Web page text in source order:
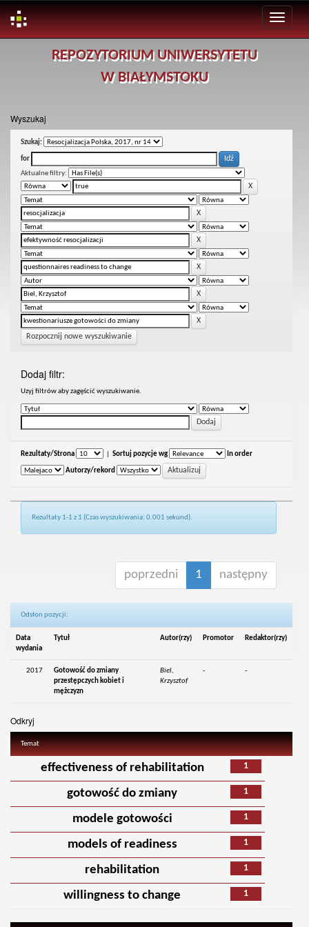
REPOZYTORIUM UNIWERSYTETU
W BIAŁYMSTOKU
Wyszukaj
Szukaj:
for
Aktualne filtry:
Rozpocznij nowe wyszukiwanie
Dodaj filtr:
Uzyj filtrów aby zagęścić wyszukiwanie.
Rezultaty/Strona Sortuj pozycje wg In order
Autorzy/rekord
Rezultaty 1-1 z 1 (Czas wyszukiwania: 0.001 sekund).
poprzedni 1 następny
Odsłon pozycji:
Data
wydania
Tytuł Autor(rzy) Promotor Redaktor(rzy)
2017
Gotowość do zmiany
przestępczych kobiet i
mężczyzn
Biel,
Krzysztof
- -
Odkryj
Temat
1
effectiveness of rehabilitation
1
gotowość do zmiany
1
modele gotowości
1
models of readiness
1
rehabilitation
1
willingness to change